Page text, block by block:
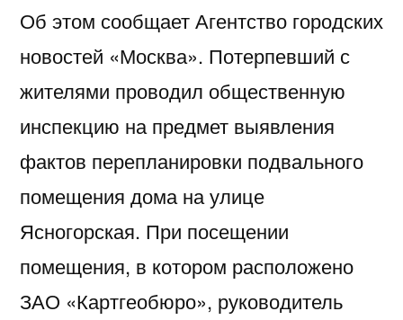
Об этом сообщает Агентство городских
новостей «Москва». Потерпевший с
жителями проводил общественную
инспекцию на предмет выявления
фактов перепланировки подвального
помещения дома на улице
Ясногорская. При посещении
помещения, в котором расположено
ЗАО «Картгеобюро», руководитель